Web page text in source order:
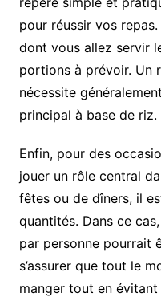
pour réussir vos
dont vous allez servir
portions à prévoir. Un
nécessite
principal à base de riz.
Enfin, pour des
jouer un rôle central
fêtes ou de dîners, il
quantités. Dans ce
par personne pourrait
s’assurer que tout le
manger tout en évitant